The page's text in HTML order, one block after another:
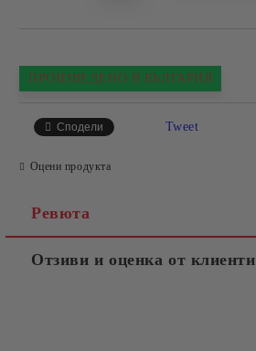
ПРОИЗВЕДЕНО В БЪЛГАРИЯ
Сподели Tweet
Оцени продукта
Ревюта
Отзиви и оценка от клиенти